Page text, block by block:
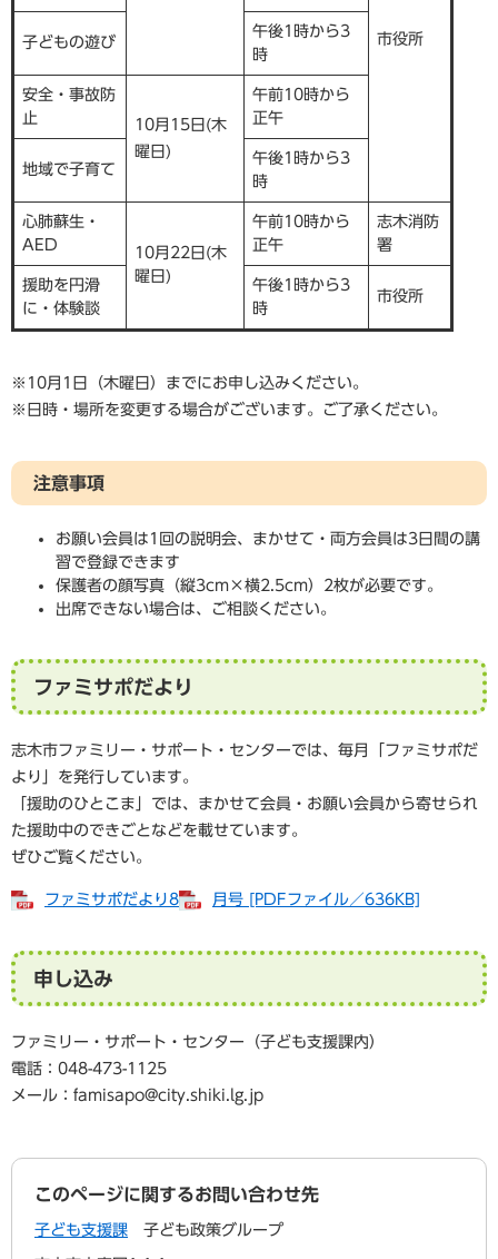
市役所
子どもの遊び
午後1時から3
時
安全・事故防
止
10月15 日(木
曜日)
午前10時から
正午
地域で子育て
午後1時から3
時
心肺蘇生・
AED
10月22日(木
曜日)
午前10時から
正午
志木消防
署
援助を円滑
に・体験談
午後1時から3
時
市役所
※10月1日（木曜日）までにお申し込みください。
※日時・場所を変更する場合がございます。ご了承ください。
注意事項
お願い会員は1回の説明会、まかせて・両方会員は3日間の講
習で登録できます
保護者の顔写真（縦3cm×横2.5cm）2枚が必要です。
出席できない場合は、ご相談ください。
ファミサポだより
志木市ファミリー・サポート・センターでは、毎月「ファミサポだ
より」を発行しています。
「援助のひとこま」では、まかせて会員・お願い会員から寄せられ
た援助中のできごとなどを載せています。
ぜひご覧ください。
ファミサポだより8 月号 [PDFファイル／636KB]
申し込み
ファミリー・サポート・センター（子ども支援課内）
電話：048-473-1125
メール： famisapo@city.shiki.lg.jp
このページに関するお問い合わせ先
子ども支援課 子ども政策グループ